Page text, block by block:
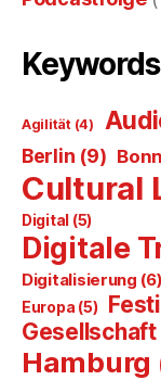
Keywords
Agilität(4)
Berlin (9) Bonn
Cultural
Digital (5)
Digitale
Digitalisierung (6)
Europa (5)
Gesellschaft
Hamburg